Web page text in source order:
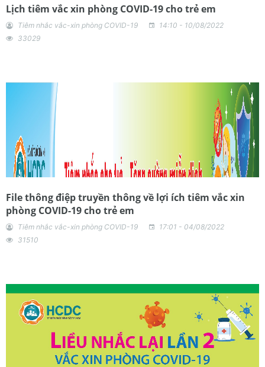
Lịch tiêm vắc xin phòng COVID-19 cho trẻ em
Tiêm nhắc vắc-xin phòng COVID-19
14:10 - 10/08/2022
33029
File thông điệp truyền thông về lợi ích tiêm vắc xin
phòng COVID-19 cho trẻ em
Tiêm nhắc vắc-xin phòng COVID-19
17:01 - 04/08/2022
31510